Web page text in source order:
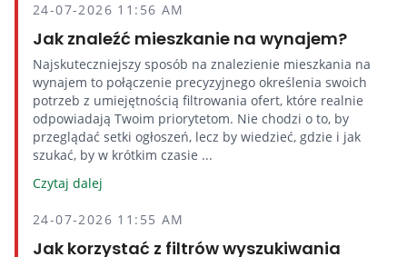
24-07-2026 11:56 AM
Jak znaleźć mieszkanie na wynajem?
Najskuteczniejszy sposób na znalezienie mieszkania na
wynajem to połączenie precyzyjnego określenia swoich
potrzeb z umiejętnością filtrowania ofert, które realnie
odpowiadają Twoim priorytetom. Nie chodzi o to, by
przeglądać setki ogłoszeń, lecz by wiedzieć, gdzie i jak
szukać, by w krótkim czasie ...
Czytaj dalej
24-07-2026 11:55 AM
Jak korzystać z filtrów wyszukiwania